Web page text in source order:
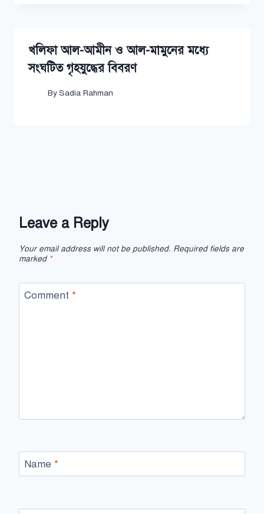
খলিফা আল-আমীন ও আল-মামুনের মধ্যে
সংঘটিত গৃহযুদ্ধের বিবরণ
BySadia Rahman
Leave a Reply
Your email address will not be published. Required fields are
marked *
Comment *
Name *